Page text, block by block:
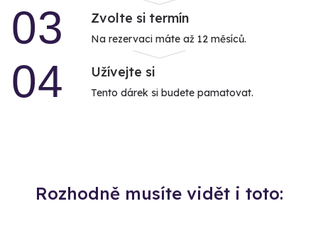
03 Zvolte si termín
Na rezervaci máte až 12 měsíců.
04 Užívejte si
Tento dárek si budete pamatovat.
Rozhodně musíte vidět i toto: